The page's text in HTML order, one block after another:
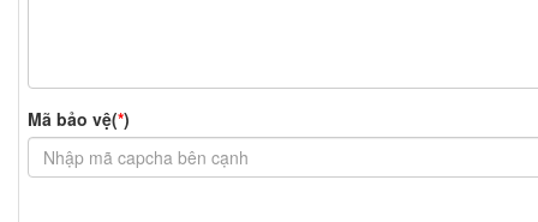
Mã bảo vệ(*)